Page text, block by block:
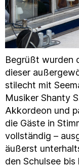
Begrüßt wurden
dieser
stilecht mit
Musiker Shanty
Akkordeon und
die Gäste in
vollständig –
äußerst
den Schulsee bis